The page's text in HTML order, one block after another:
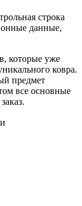
строка
данные,
которые уже
ковра.
предмет
все основные